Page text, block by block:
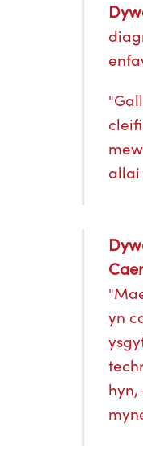
allai
yn